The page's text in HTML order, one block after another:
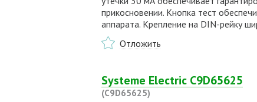
прикосновении. Кнопка тест
аппарата. Крепление на DIN-рейку
Отложить
Systeme Electric C9D65625
(C9D65625)